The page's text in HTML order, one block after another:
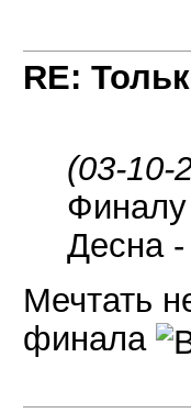
RE:
(03-10-
Десна
Мечтать
финала